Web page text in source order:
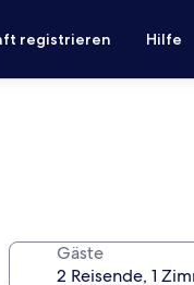
registrieren Hilfe
Gäste